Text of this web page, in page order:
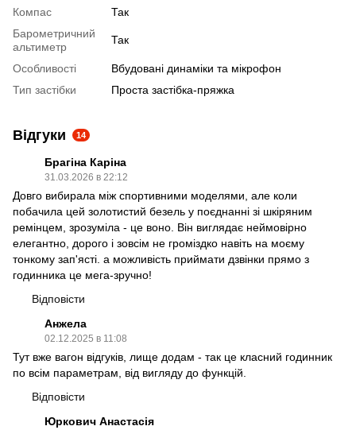
Компас
Так
Барометричний
альтиметр
Так
Особливості
Вбудовані динаміки та мікрофон
Тип застібки
Проста застібка-пряжка
Відгуки 14
Брагіна Каріна
31.03.2026 в 22:12
Довго вибирала між спортивними моделями, але коли
побачила цей золотистий безель у поєднанні зі шкіряним
ремінцем, зрозуміла - це воно. Він виглядає неймовірно
елегантно, дорого і зовсім не громіздко навіть на моєму
тонкому зап'ясті. а можливість приймати дзвінки прямо з
годинника це мега-зручно!
Відповісти
Анжела
02.12.2025 в 11:08
Тут вже вагон відгуків, лище додам - так це класний годинник
по всім параметрам, від вигляду до функцій.
Відповісти
Юркович Анастасія